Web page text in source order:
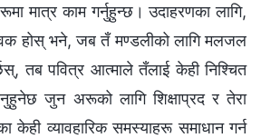
मात्र काम गर्नुहुन्छ। उदाहरणका लागि,
होस् भने, जब तँ मण्डलीको लागि मलजल
तब पवित्र आत्माले तँलाई केही निश्‍चित
जुन अरूको लागि शिक्षाप्रद र तेरा
केही व्यावहारिक समस्याहरू समाधान गर्न